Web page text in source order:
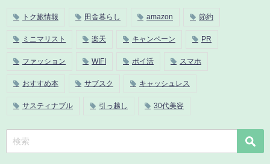
トク旅情報 田舎暮らし amazon 節約
ミニマリスト 楽天 キャンペーン PR
ファッション WIFI ポイ活 スマホ
おすすめ本 サブスク キャッシュレス
サスティナブル 引っ越し 30代美容